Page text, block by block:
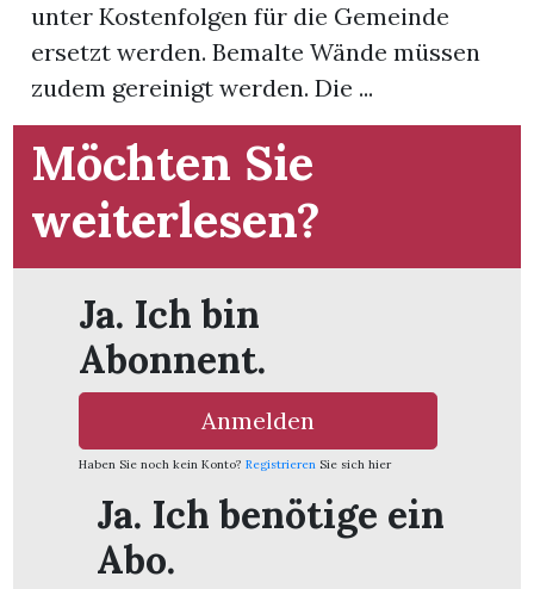
Newsletter
unter Kostenfolgen für die Gemeinde
ersetzt werden. Bemalte Wände müssen
zudem gereinigt werden. Die ...
Möchten Sie
weiterlesen?
Ja. Ich bin
Abonnent.
Anmelden
Haben Sie noch kein Konto? Registrieren Sie sich hier
Ja. Ich benötige ein
Abo.